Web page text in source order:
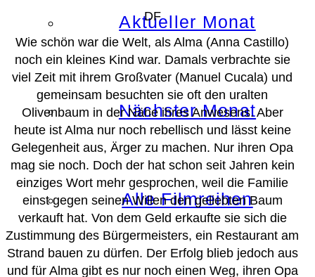
Aktueller Monat
Nächster Monat
Alle Filmreihen
DF
Wie schön war die Welt, als Alma (Anna Castillo)
noch ein kleines Kind war. Damals verbrachte sie
viel Zeit mit ihrem Großvater (Manuel Cucala) und
gemeinsam besuchten sie oft den uralten
Olivenbaum in der Nähe ihres Anwesens. Aber
heute ist Alma nur noch rebellisch und lässt keine
Gelegenheit aus, Ärger zu machen. Nur ihren Opa
mag sie noch. Doch der hat schon seit Jahren kein
einziges Wort mehr gesprochen, weil die Familie
einst gegen seinen Willen den geliebten Baum
verkauft hat. Von dem Geld erkaufte sie sich die
Zustimmung des Bürgermeisters, ein Restaurant am
Strand bauen zu dürfen. Der Erfolg blieb jedoch aus
und für Alma gibt es nur noch einen Weg, ihren Opa